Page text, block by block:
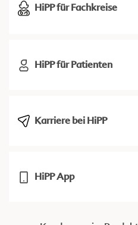
HiPP für Fachkreise
HiPP für Patienten
Karriere bei HiPP
HiPP App